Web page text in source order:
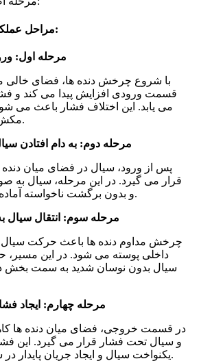
مراحل عملکرد پمپ دنده ای:
مرحله اول:
با شروع چرخش دنده ها، فضای خالی
قسمت ورودی افزایش پیدا می کند و
می یابد. این اختلاف فشار باعث می
مکش وارد پمپ شود.
مرحله دوم: به دام افتادن
پس از ورود، سیال در فضای میان
قرار می گیرد. در این مرحله، سیال به
و بدون برگشت ناخواسته آماده انتقال می شود.
مرحله سوم: انتقال
چرخش مداوم دنده ها باعث حرکت سیال
داخلی پوسته می شود. در این
سیال بدون نوسان شدید به سمت
مرحله چهارم: ایجاد
در قسمت خروجی، فضای میان دنده ها
و سیال تحت فشار قرار می گیرد. این
یکنواخت سیال و ایجاد جریان پایدار در سیستم می شود.